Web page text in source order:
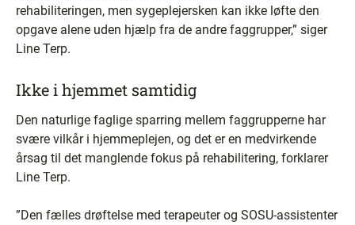
rehabiliteringen, men sygeplejersken kan ikke løfte den
opgave alene uden hjælp fra de andre faggrupper,” siger
Line Terp.
Ikke i hjemmet samtidig
Den naturlige faglige sparring mellem faggrupperne har
svære vilkår i hjemmeplejen, og det er en medvirkende
årsag til det manglende fokus på rehabilitering, forklarer
Line Terp.
”Den fælles drøftelse med terapeuter og SOSU-assistenter